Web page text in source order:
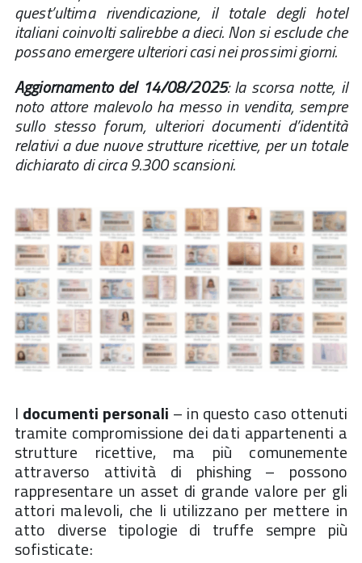
quest’ultima rivendicazione, il totale degli hotel
italiani coinvolti salirebbe a dieci. Non si esclude che
possano emergere ulteriori casi nei prossimi giorni.
Aggiornamento del 14/08/2025: la scorsa notte, il
noto attore malevolo ha messo in vendita, sempre
sullo stesso forum, ulteriori documenti d’identità
relativi a due nuove strutture ricettive, per un totale
dichiarato di circa 9.300 scansioni.
I documenti personali – in questo caso ottenuti
tramite compromissione dei dati appartenenti a
strutture ricettive, ma più comunemente
attraverso attività di phishing – possono
rappresentare un asset di grande valore per gli
attori malevoli, che li utilizzano per mettere in
atto diverse tipologie di truffe sempre più
sofisticate: